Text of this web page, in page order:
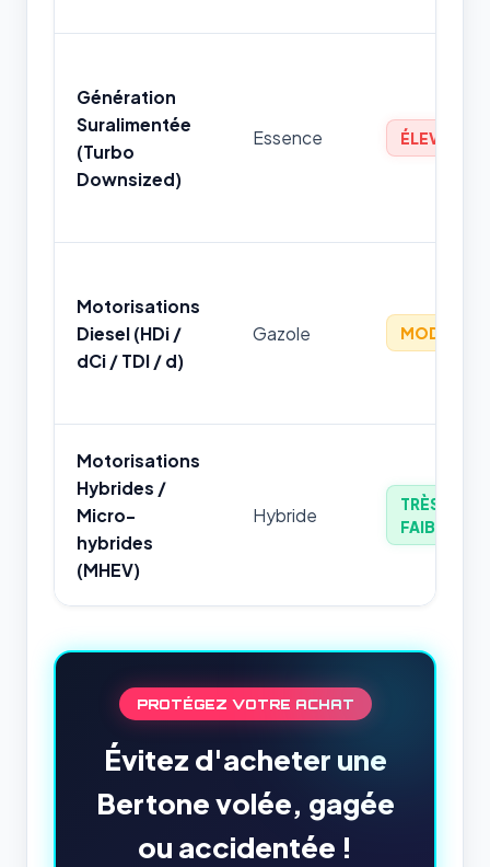
Génération
Suralimentée
(Turbo
Downsized)
Essence ÉLEVÉ
Motorisations
Diesel (HDi /
dCi / TDI / d)
Gazole MODÉRÉ
Motorisations
Hybrides /
Micro-
hybrides
(MHEV)
Hybride
TRÈS
FAIBLE
PROTÉGEZ VOTRE ACHAT
Évitez d'acheter une
Bertone volée, gagée
ou accidentée !